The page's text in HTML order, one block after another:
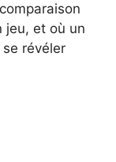
jeu, et où un
révéler